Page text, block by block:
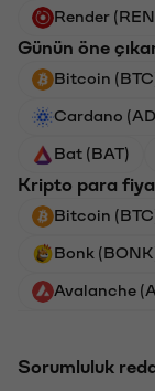
Render
Günün öne
Bitcoin
Cardano
Bat (BAT)
Kripto para
Bitcoin
Bonk
Avalanche
Sorumluluk